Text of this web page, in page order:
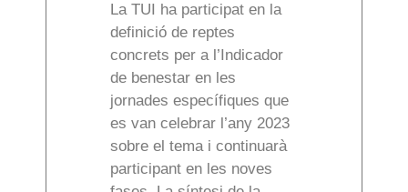
La TUI ha participat en la
definició de reptes
concrets per a l’Indicador
de benestar en les
jornades específiques que
es van celebrar l’any 2023
sobre el tema i continuarà
participant en les noves